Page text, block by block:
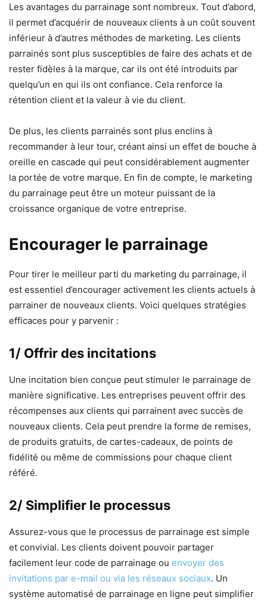
Les avantages du parrainage sont nombreux. Tout d’abord,
il permet d’acquérir de nouveaux clients à un coût souvent
inférieur à d’autres méthodes de marketing. Les clients
parrainés sont plus susceptibles de faire des achats et de
rester fidèles à la marque, car ils ont été introduits par
quelqu’un en qui ils ont confiance. Cela renforce la
rétention client et la valeur à vie du client.
De plus, les clients parrainés sont plus enclins à
recommander à leur tour, créant ainsi un effet de bouche à
oreille en cascade qui peut considérablement augmenter
la portée de votre marque. En fin de compte, le marketing
du parrainage peut être un moteur puissant de la
croissance organique de votre entreprise.
Encourager le parrainage
Pour tirer le meilleur parti du marketing du parrainage, il
est essentiel d’encourager activement les clients actuels à
parrainer de nouveaux clients. Voici quelques stratégies
efficaces pour y parvenir :
1/ Offrir des incitations
Une incitation bien conçue peut stimuler le parrainage de
manière significative. Les entreprises peuvent offrir des
récompenses aux clients qui parrainent avec succès de
nouveaux clients. Cela peut prendre la forme de remises,
de produits gratuits, de cartes-cadeaux, de points de
fidélité ou même de commissions pour chaque client
référé.
2/ Simplifier le processus
Assurez-vous que le processus de parrainage est simple
et convivial. Les clients doivent pouvoir partager
facilement leur code de parrainage ou envoyer des
invitations par e-mail ou via les réseaux sociaux. Un
système automatisé de parrainage en ligne peut simplifier